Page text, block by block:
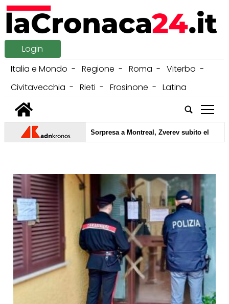
Login
Italia e Mondo
Regione Roma
Viterbo
Civitavecchia
Rieti Frosinone
Latina
tap
06/08/2026 - Sorpresa a Montreal, Zverev subito eliminato